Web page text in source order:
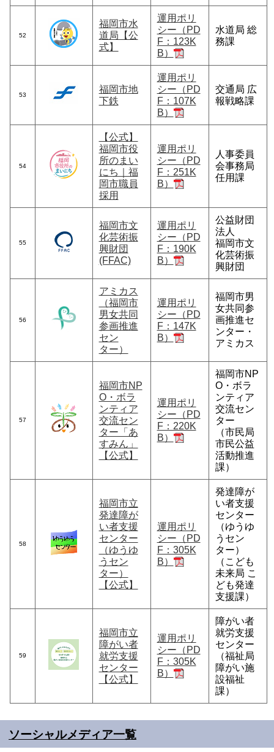
52
福岡市水
道局【公
式】
運用ポリ
シー（PD
F：123K
B）
水道局 総
務課
53
福岡市地
下鉄
運用ポリ
シー（PD
F：107K
B）
交通局 広
報戦略課
54
【公式】
福岡市役
所のまい
にち｜福
岡市職員
採用
運用ポリ
シー（PD
F：251K
B）
人事委員
会事務局
任用課
55
福岡市文
化芸術振
興財団
(FFAC)
運用ポリ
シー（PD
F：190K
B）
公益財団
法人
福岡市文
化芸術振
興財団
56
アミカス
（福岡市
男女共同
参画推進
セン
ター）
運用ポリ
シー（PD
F：147K
B）
福岡市男
女共同参
画推進セ
ンター・
アミカス
57
福岡市NP
O・ボラ
ンティア
交流セン
ター「あ
すみん」
【公式】
運用ポリ
シー（PD
F：220K
B）
福岡市NP
O・ボラ
ンティア
交流セン
ター
（市民局
市民公益
活動推進
課）
58
福岡市立
発達障が
い者支援
センター
（ゆうゆ
うセン
ター）
【公式】
運用ポリ
シー（PD
F：305K
B）
発達障が
い者支援
センター
（ゆうゆ
うセン
ター）
（こども
未来局 こ
ども発達
支援課）
59
福岡市立
障がい者
就労支援
センター
【公式】
運用ポリ
シー（PD
F：305K
B）
障がい者
就労支援
センター
（福祉局
障がい施
設福祉
課）
ソーシャルメディア一覧